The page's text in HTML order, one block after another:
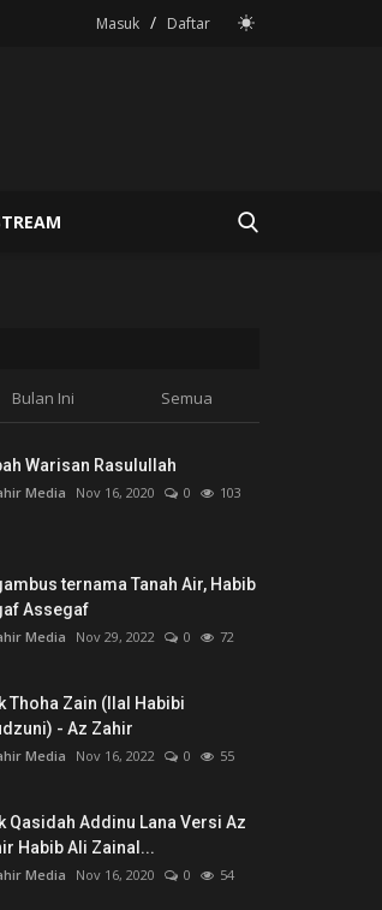
Masuk / Daftar
Bulan Ini Semua
Warisan Rasulullah
Media Nov 16, 2020 0 103
ternama Tanah Air, Habib
Assegaf
Media Nov 29, 2022 0 72
Thoha Zain (Ilal Habibi
- Az Zahir
Media Nov 16, 2022 0 55
Qasidah Addinu Lana Versi Az
Habib Ali Zainal...
Media Nov 16, 2020 0 54